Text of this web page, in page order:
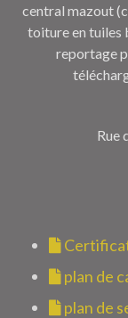
central mazout
toiture en tuiles
reportage
Rue
plan de
plan de